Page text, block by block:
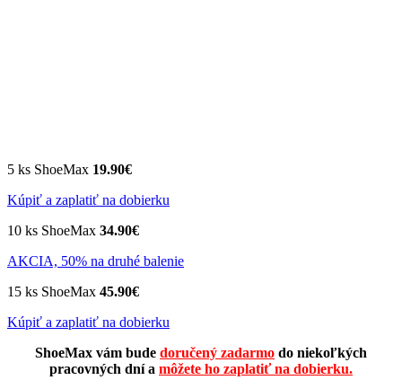
5 ks ShoeMax 19.90€
Kúpiť a zaplatiť na dobierku
10 ks ShoeMax 34.90€
AKCIA, 50% na druhé balenie
15 ks ShoeMax 45.90€
Kúpiť a zaplatiť na dobierku
ShoeMax vám bude doručený zadarmo do niekoľkých
pracovných dní a môžete ho zaplatiť na dobierku.